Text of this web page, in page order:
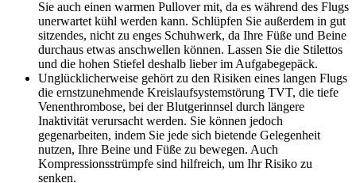
Sie auch einen warmen Pullover mit, da es während des Flugs
unerwartet kühl werden kann. Schlüpfen Sie außerdem in gut
sitzendes, nicht zu enges Schuhwerk, da Ihre Füße und Beine
durchaus etwas anschwellen können. Lassen Sie die Stilettos
und die hohen Stiefel deshalb lieber im Aufgabegepäck.
Unglücklicherweise gehört zu den Risiken eines langen Flugs
die ernstzunehmende Kreislaufsystemstörung TVT, die tiefe
Venenthrombose, bei der Blutgerinnsel durch längere
Inaktivität verursacht werden. Sie können jedoch
gegenarbeiten, indem Sie jede sich bietende Gelegenheit
nutzen, Ihre Beine und Füße zu bewegen. Auch
Kompressionsstrümpfe sind hilfreich, um Ihr Risiko zu
senken.